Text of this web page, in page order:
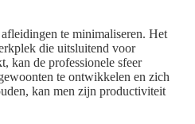
te minimaliseren. Het
die uitsluitend voor
kan de professionele sfeer
te ontwikkelen en zich
kan men zijn productiviteit